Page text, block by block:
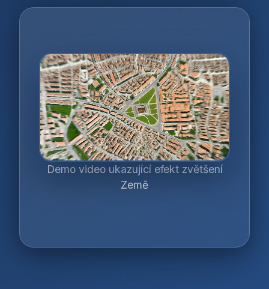
Demo video ukazující efekt zvětšení
Země